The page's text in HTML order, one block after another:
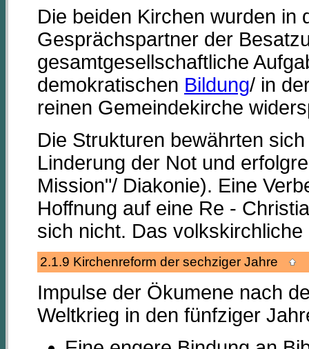
Die beiden Kirchen wurden in
Gesprächspartner der
gesamtgesellschaftliche
demokratischen Bildung/ in
reinen Gemeindekirche
Die Strukturen bewährten
Linderung der Not und
Mission"/ Diakonie). Eine
Hoffnung auf eine Re -
sich nicht. Das
2.1.9 Kirchenreform der sechziger Jahre
Impulse der Ökumene nach
Weltkrieg in den fünfziger